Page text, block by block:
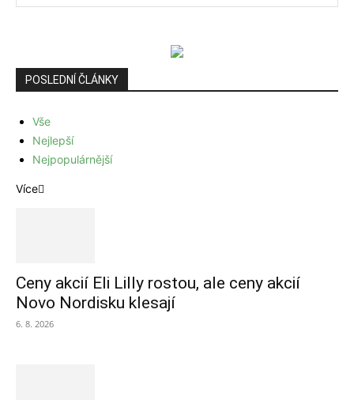
POSLEDNÍ ČLÁNKY
Vše
Nejlepší
Nejpopulárnější
Více
Ceny akcií Eli Lilly rostou, ale ceny akcií
Novo Nordisku klesají
6. 8. 2026